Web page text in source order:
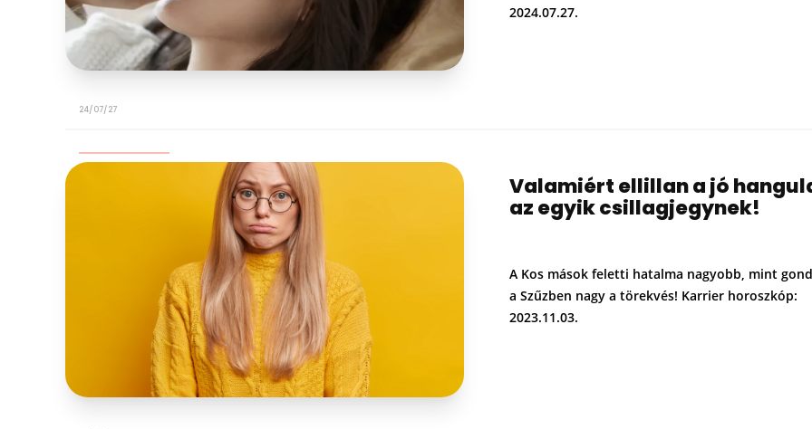
2024.07.27.
24/07/27
Valamiért ellillan a jó
az egyik csillagjegynek!
A Kos mások feletti hatalma nagyobb, mint
a Szűzben nagy a törekvés! Karrier horoszkóp:
2023.11.03.